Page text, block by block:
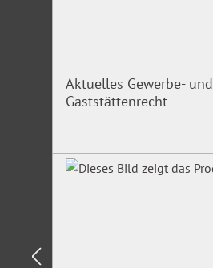
Aktuelles Gewerbe- und
Gaststättenrecht